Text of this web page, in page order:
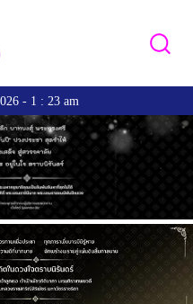
- 1 : 23 am